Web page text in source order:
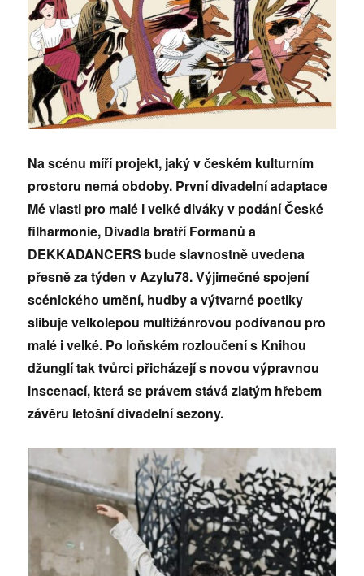
Na scénu míří projekt, jaký v českém kulturním
prostoru nemá obdoby. První divadelní adaptace
Mé vlasti pro malé i velké diváky v podání České
filharmonie, Divadla bratří Formanů a
DEKKADANCERS bude slavnostně uvedena
přesně za týden v Azylu78. Výjimečné spojení
scénického umění, hudby a výtvarné poetiky
slibuje velkolepou multižánrovou podívanou pro
malé i velké. Po loňském rozloučení s Knihou
džunglí tak tvůrci přicházejí s novou výpravnou
inscenací, která se právem stává zlatým hřebem
závěru letošní divadelní sezony.